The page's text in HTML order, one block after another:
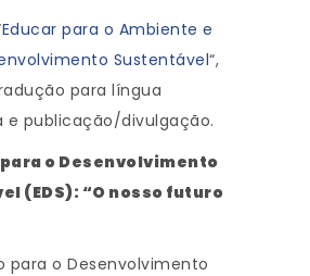
Educar para o Ambiente e
Sustentável“,
para língua
e publicação/divulgação.
o Desenvolvimento
(EDS): “O nosso futuro
para o Desenvolvimento